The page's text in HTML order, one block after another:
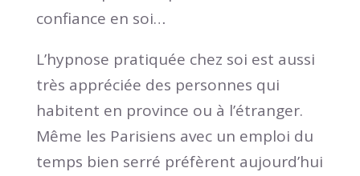
confiance en soi…
L’hypnose pratiquée chez soi est aussi
très appréciée des personnes qui
habitent en province ou à l’étranger.
Même les Parisiens avec un emploi du
temps bien serré préfèrent aujourd’hui